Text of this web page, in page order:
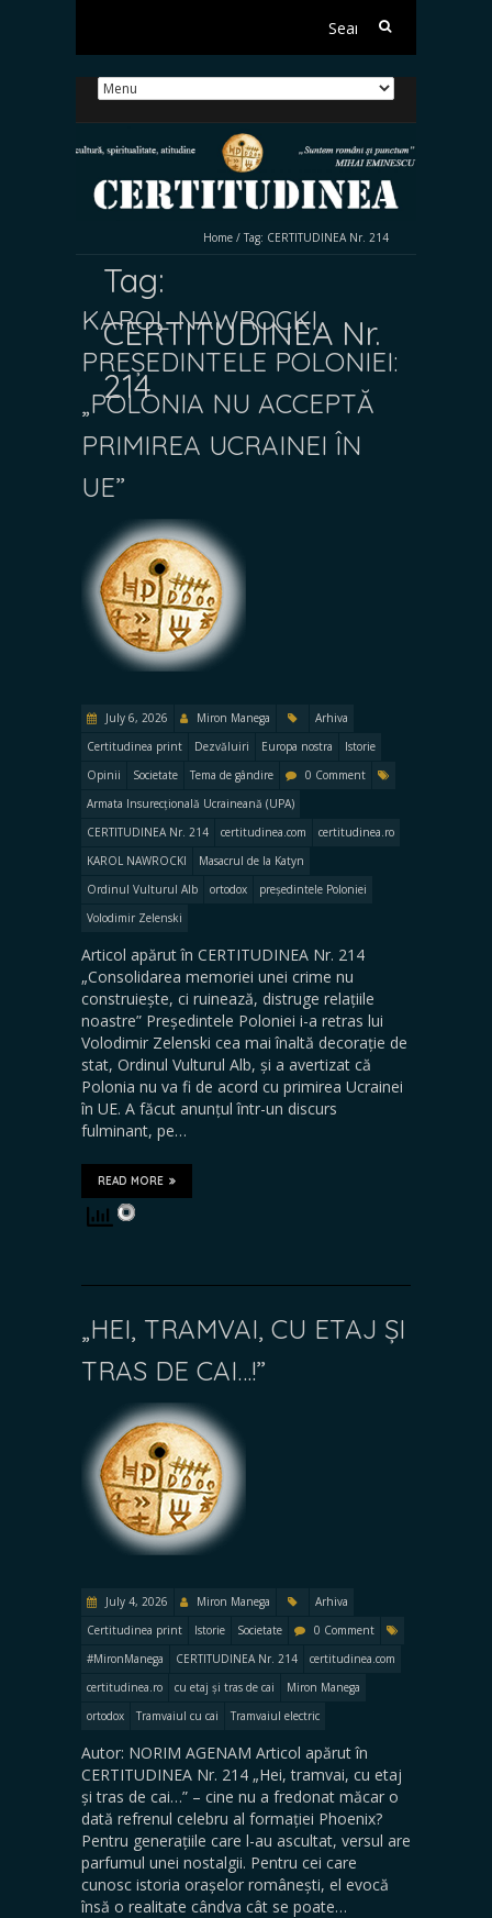
Search
Home / Tag: CERTITUDINEA Nr. 214
Tag:
CERTITUDINEA Nr.
214
KAROL NAWROCKI,
PREȘEDINTELE POLONIEI:
„POLONIA NU ACCEPTĂ
PRIMIREA UCRAINEI ÎN
UE”
July 6, 2026 Miron Manega
Arhiva
Certitudinea print
Dezvăluiri Europa nostra
Istorie
Opinii
Societate Tema de gândire
0 Comment
Armata Insurecțională Ucraineană (UPA)
CERTITUDINEA Nr. 214
certitudinea.com
certitudinea.ro
KAROL NAWROCKI
Masacrul de la Katyn
Ordinul Vulturul Alb
ortodox
președintele Poloniei
Volodimir Zelenski
Articol apărut în CERTITUDINEA Nr. 214
„Consolidarea memoriei unei crime nu
construiește, ci ruinează, distruge relațiile
noastre” Președintele Poloniei i-a retras lui
Volodimir Zelenski cea mai înaltă decorație de
stat, Ordinul Vulturul Alb, și a avertizat că
Polonia nu va fi de acord cu primirea Ucrainei
în UE. A făcut anunțul într-un discurs
fulminant, pe…
READ MORE
„HEI, TRAMVAI, CU ETAJ ȘI
TRAS DE CAI…!”
July 4, 2026 Miron Manega
Arhiva
Certitudinea print
Istorie Societate
0 Comment
#MironManega
CERTITUDINEA Nr. 214
certitudinea.com
certitudinea.ro
cu etaj și tras de cai
Miron Manega
ortodox
Tramvaiul cu cai Tramvaiul electric
Autor: NORIM AGENAM Articol apărut în
CERTITUDINEA Nr. 214 „Hei, tramvai, cu etaj
și tras de cai…” – cine nu a fredonat măcar o
dată refrenul celebru al formației Phoenix?
Pentru generațiile care l-au ascultat, versul are
parfumul unei nostalgii. Pentru cei care
cunosc istoria orașelor românești, el evocă
însă o realitate cândva cât se poate…